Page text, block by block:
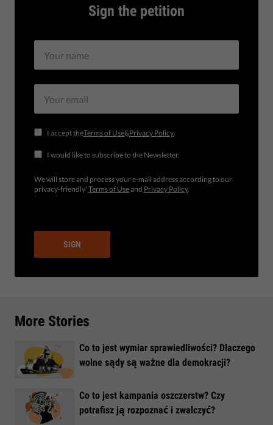
Sign the petition
I accept theTerms of Use&Privacy Policy.
I would like to subscribe to the Newsletter.
We will store and process your e-mail address according to our
privacy-friendly' Terms of Useand Privacy Policy.
SIGN
More Stories
Co to jest wymiar sprawiedliwości? Dlaczego
wolne sądy są ważne dla demokracji?
​Co to jest kampania oszczerstw? Czy
potrafisz ją rozpoznać i zwalczyć?